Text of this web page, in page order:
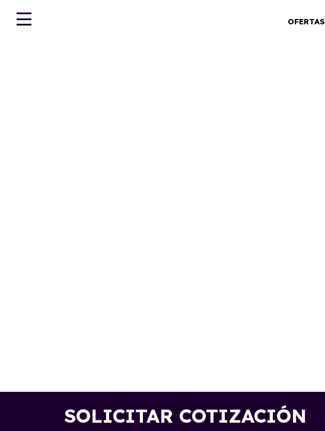
OFERTAS
SOLICITAR COTIZACIÓN